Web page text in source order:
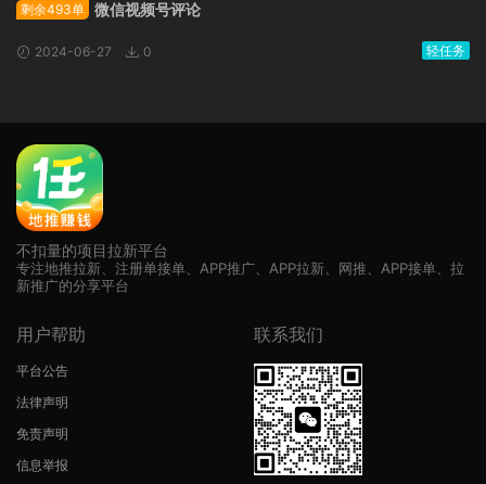
剩余493单 微信视频号评论
2024-06-27 0 轻任务
不扣量的项目拉新平台
专注地推拉新、注册单接单、APP推广、APP拉新、网推、APP接单、拉
新推广的分享平台
用户帮助
平台公告
法律声明
免责声明
信息举报
联系我们